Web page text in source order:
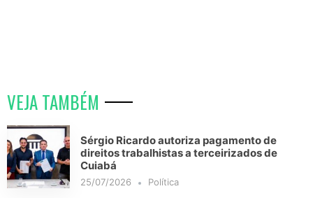
VEJA TAMBÉM
Sérgio Ricardo autoriza pagamento de
direitos trabalhistas a terceirizados de
Cuiabá
25/07/2026 Política